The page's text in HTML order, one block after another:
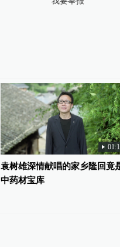
袁树雄深情献唱的家乡隆回竟
中药材宝库